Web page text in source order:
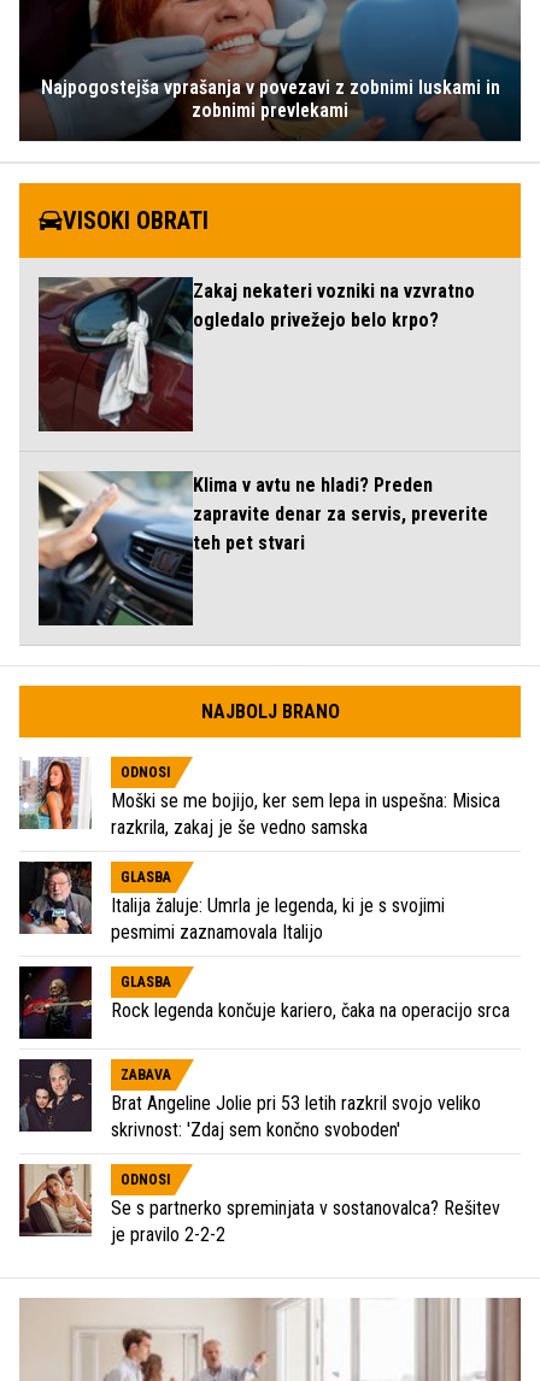
Najpogostejša vprašanja v povezavi z zobnimi luskami in
zobnimi prevlekami
VISOKI OBRATI
Zakaj nekateri vozniki na vzvratno
ogledalo privežejo belo krpo?
Klima v avtu ne hladi? Preden
zapravite denar za servis, preverite
teh pet stvari
NAJBOLJ BRANO
ODNOSI
Moški se me bojijo, ker sem lepa in uspešna: Misica
razkrila, zakaj je še vedno samska
GLASBA
Italija žaluje: Umrla je legenda, ki je s svojimi
pesmimi zaznamovala Italijo
GLASBA
Rock legenda končuje kariero, čaka na operacijo srca
ZABAVA
Brat Angeline Jolie pri 53 letih razkril svojo veliko
skrivnost: 'Zdaj sem končno svoboden'
ODNOSI
Se s partnerko spreminjata v sostanovalca? Rešitev
je pravilo 2-2-2